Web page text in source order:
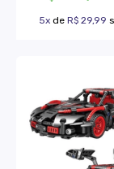
5xde R$ 29,99